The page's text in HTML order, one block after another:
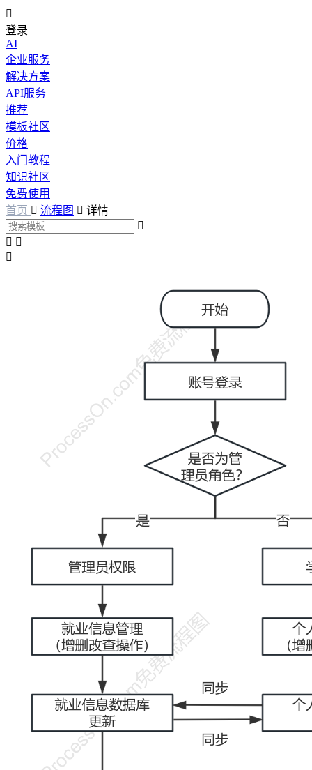

登录
AI
企业服务
解决方案
API服务
推荐
模板社区
价格
入门教程
知识社区
免费使用
首页  流程图  详情

 
